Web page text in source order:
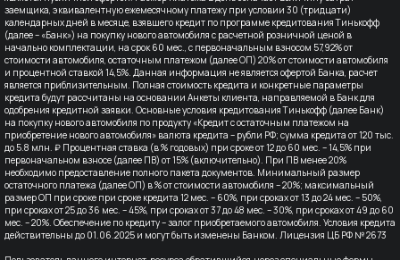
заемщика, эквивалентную ежемесячному платежу при условии 30 (тридцати)
календарных дней в месяце, взявшего кредит по программе кредитования Тинькофф
(далее – «Банк») на покупку нового автомобиля с расчетной розничной ценой в
начально комплектации, на срок 60 мес., с первоначальным взносом 57,92% от
стоимости автомобиля, остаточным платежом (далее ОП) 20% от стоимости автомобиля
и процентной ставкой 14,5%. Данная информация не является офертой Банка, расчет
является приблизительным. Полная стоимость кредита и конкретные параметры
кредита будут рассчитаны на основании Анкеты клиента, направляемой в Банк для
одобрения кредитной заявки. Основные условия кредитования Тинькофф (далее Банк)
на покупку нового автомобиля по продукту «Кредит с остаточным платежом на
приобретение нового автомобиля» валюта кредита – рубли РФ; сумма кредита от 120 тыс.
до 5.8 млн. ₽ Процентная ставка (в % годовых) при сроке от 12 до 60 мес. – 14,5% при
первоначальном взносе (далее ПВ) от 15% (включительно). При ПВ менее 20%
необходимо предоставление полного пакета документов. Минимальный размер
остаточного платежа (далее ОП) в % от стоимости автомобиля – 20%; максимальный
размер ОП при сроке при сроке кредита 12 мес. – 60%, при сроках от 13 до 24 мес. – 50%,
при сроках от 25 до 36 мес. – 45%, при сроках от 37 до 48 мес. – 30%, при сроках от 49 до 60
мес. – 20%. Обеспечение по кредиту – залог приобретаемого автомобиля. Условия кредита
действительны до 01.06.2025 и могут быть изменены Банком. Лицензия ЦБ РФ № 2673